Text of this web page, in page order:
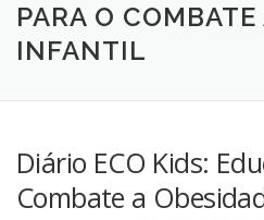
TRABALHOS ONLINE
PARA O
INFANTIL
Diário ECO Kids:
Combate a